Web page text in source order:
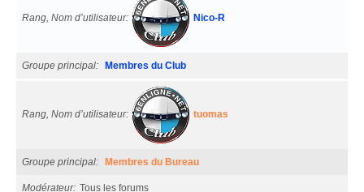
Rang, Nom d’utilisateur Nico-R
Groupe principal Membres du Club
Rang, Nom d’utilisateur tuomas
Groupe principal Membres du Bureau
Modérateur Tous les forums